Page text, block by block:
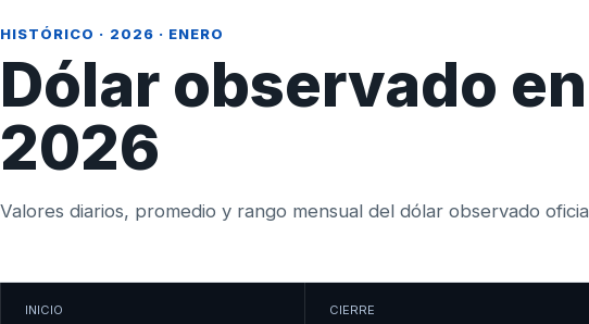
HISTÓRICO · 2026 · ENERO
Dólar observado
2026
Valores diarios, promedio y rango mensual del dólar observado
INICIO CIERRE